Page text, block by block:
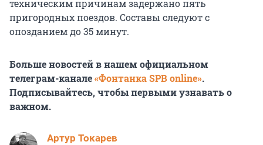
техническим причинам задержано пять
пригородных поездов. Составы следуют с
опозданием до 35 минут.
Больше новостей в нашем официальном
телеграм-канале«Фонтанка SPB online».
Подписывайтесь, чтобы первыми узнавать о
важном.
Артур Токарев